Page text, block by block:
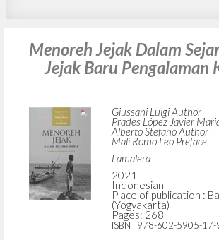
Menoreh Jejak Dalam
Jejak Baru Pengalaman
Giussani Luigi Author
Prades López Javier
Alberto Stefano Author
Mali Romo Leo Preface
Lamalera
2021
Indonesian
Place of publication :
(Yogyakarta)
Pages: 268
ISBN : 978-602-5905-17-